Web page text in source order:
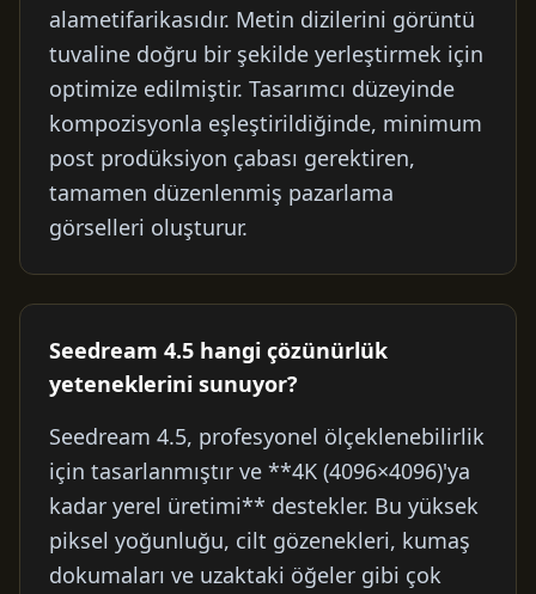
alametifarikasıdır. Metin dizilerini görüntü
tuvaline doğru bir şekilde yerleştirmek için
optimize edilmiştir. Tasarımcı düzeyinde
kompozisyonla eşleştirildiğinde, minimum
post prodüksiyon çabası gerektiren,
tamamen düzenlenmiş pazarlama
görselleri oluşturur.
Seedream 4.5 hangi çözünürlük
yeteneklerini sunuyor?
Seedream 4.5, profesyonel ölçeklenebilirlik
için tasarlanmıştır ve **4K (4096×4096)'ya
kadar yerel üretimi** destekler. Bu yüksek
piksel yoğunluğu, cilt gözenekleri, kumaş
dokumaları ve uzaktaki öğeler gibi çok